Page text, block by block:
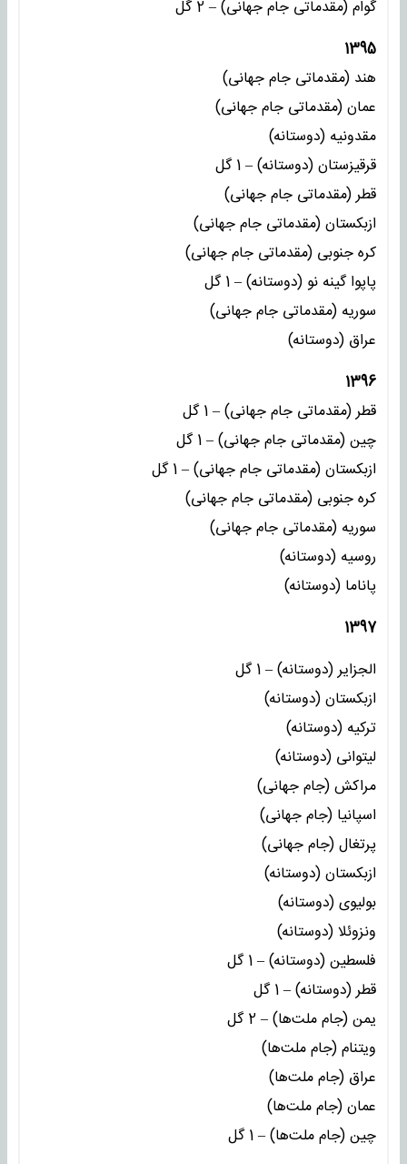
گوام (مقدماتی جام جهانی) – 2 گل
1395
هند (مقدماتی جام جهانی)
عمان (مقدماتی جام جهانی)
مقدونیه (دوستانه)
قرقیزستان (دوستانه) – 1 گل
قطر (مقدماتی جام جهانی)
ازبکستان (مقدماتی جام جهانی)
کره جنوبی (مقدماتی جام جهانی)
پاپوا گینه نو (دوستانه) – 1 گل
سوریه (مقدماتی جام جهانی)
عراق (دوستانه)
1396
قطر (مقدماتی جام جهانی) – 1 گل
چین (مقدماتی جام جهانی) – 1 گل
ازبکستان (مقدماتی جام جهانی) – 1 گل
کره جنوبی (مقدماتی جام جهانی)
سوریه (مقدماتی جام جهانی)
روسیه (دوستانه)
پاناما (دوستانه)
1397
الجزایر (دوستانه) – 1 گل
ازبکستان (دوستانه)
ترکیه (دوستانه)
لیتوانی (دوستانه)
مراکش (جام جهانی)
اسپانیا (جام جهانی)
پرتغال (جام جهانی)
ازبکستان (دوستانه)
بولیوی (دوستانه)
ونزوئلا (دوستانه)
فلسطین (دوستانه) – 1 گل
قطر (دوستانه) – 1 گل
یمن (جام ملت‌ها) – 2 گل
ویتنام (جام ملت‌ها)
عراق (جام ملت‌ها)
عمان (جام ملت‌ها)
چین (جام ملت‌ها) – 1 گل